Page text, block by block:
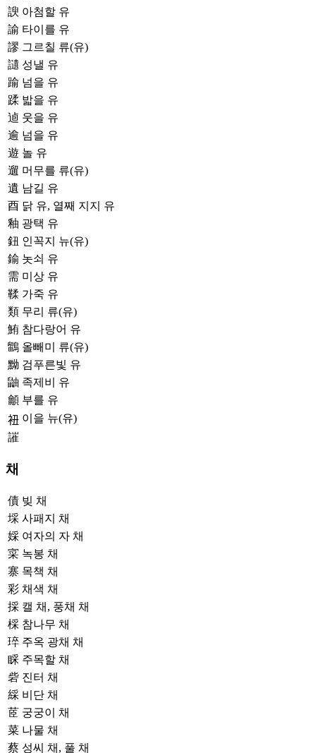
諛 아첨할 유
諭 타이를 유
謬 그르칠 류(유)
讉 성낼 유
踰 넘을 유
蹂 밟을 유
逌 웃을 유
逾 넘을 유
遊 놀 유
遛 머무를 류(유)
遺 남길 유
酉 닭 유, 열째 지지 유
釉 광택 유
鈕 인꼭지 뉴(유)
鍮 놋쇠 유
需 미상 유
鞣 가죽 유
類 무리 류(유)
鮪 참다랑어 유
鶹 올빼미 류(유)
黝 검푸른빛 유
鼬 족제비 유
龥 부를 유
𧘥 이을 뉴(유)
䜅
채
債 빚 채
埰 사패지 채
婇 여자의 자 채
寀 녹봉 채
寨 목책 채
彩 채색 채
採 캘 채, 풍채 채
棌 참나무 채
琗 주옥 광채 채
睬 주목할 채
砦 진터 채
綵 비단 채
茝 궁궁이 채
菜 나물 채
蔡 성씨 채, 풀 채